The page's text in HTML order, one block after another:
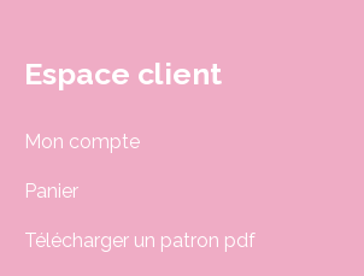
Espace client
Mon compte
Panier
Télécharger un patron pdf